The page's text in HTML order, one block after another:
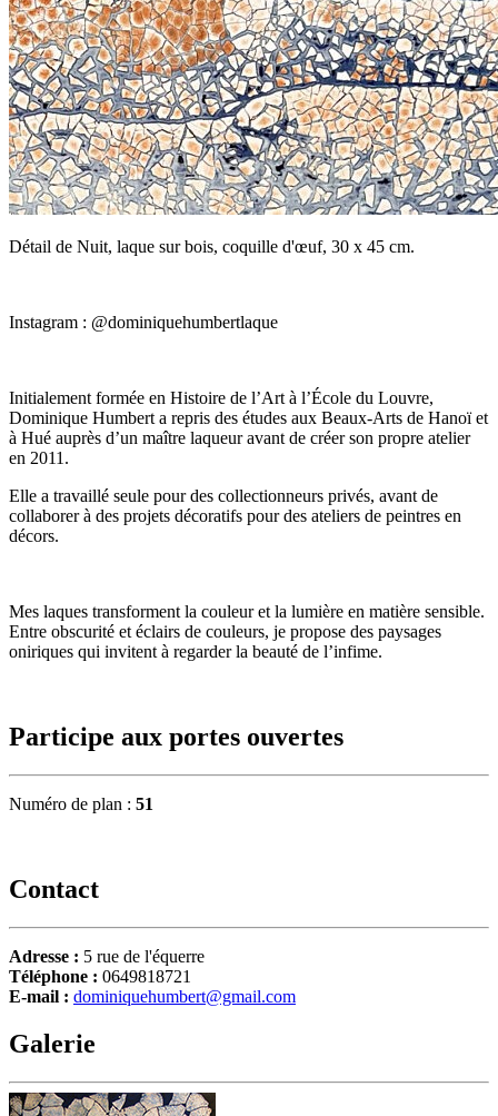
Détail de Nuit, laque sur bois, coquille d'œuf, 30 x 45 cm.
Instagram : @dominiquehumbertlaque
Initialement formée en Histoire de l’Art à l’École du Louvre,
Dominique Humbert a repris des études aux Beaux-Arts de Hanoï et
à Hué auprès d’un maître laqueur avant de créer son propre atelier
en 2011.
Elle a travaillé seule pour des collectionneurs privés, avant de
collaborer à des projets décoratifs pour des ateliers de peintres en
décors.
Mes laques transforment la couleur et la lumière en matière sensible.
Entre obscurité et éclairs de couleurs, je propose des paysages
oniriques qui invitent à regarder la beauté de l’infime.
Participe aux portes ouvertes
Numéro de plan : 51
Contact
Adresse : 5 rue de l'équerre
Téléphone : 0649818721
E-mail : dominiquehumbert@gmail.com
Galerie